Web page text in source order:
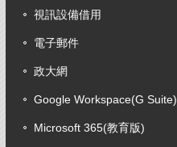
視訊設備借用
電子郵件
政大網
Google Workspace(G Suite)
Microsoft 365(教育版)